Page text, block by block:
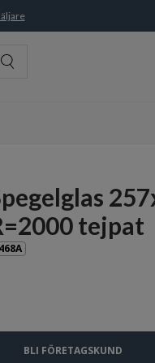
tejpat
BLI FÖRETAGSKUND